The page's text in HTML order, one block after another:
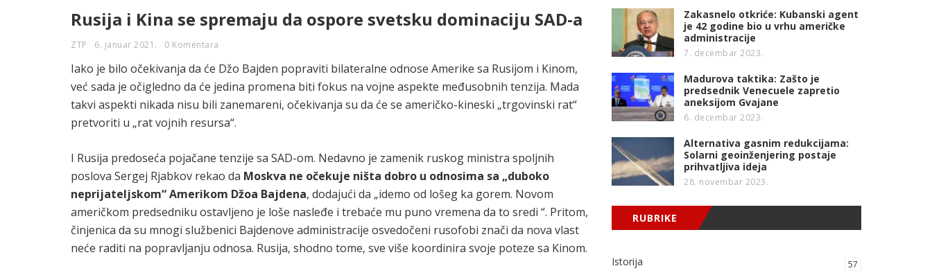
Rusija i Kina se spremaju da ospore svetsku dominaciju SAD-a
ZTP 6. januar 2021. 0 Komentara
Iako je bilo očekivanja da će Džo Bajden popraviti bilateralne odnose Amerike sa Rusijom i Kinom,
već sada je očigledno da će jedina promena biti fokus na vojne aspekte međusobnih tenzija. Mada
takvi aspekti nikada nisu bili zanemareni, očekivanja su da će se američko-kineski „trgovinski rat“
pretvoriti u „rat vojnih resursa“.
I Rusija predoseća pojačane tenzije sa SAD-om. Nedavno je zamenik ruskog ministra spoljnih
poslova Sergej Rjabkov rekao da Moskva ne očekuje ništa dobro u odnosima sa „duboko
neprijateljskom“ Amerikom Džoa Bajdena, dodajući da „idemo od lošeg ka gorem. Novom
američkom predsedniku ostavljeno je loše nasleđe i trebaće mu puno vremena da to sredi “. Pritom,
činjenica da su mnogi službenici Bajdenove administracije osvedočeni rusofobi znači da nova vlast
neće raditi na popravljanju odnosa. Rusija, shodno tome, sve više koordinira svoje poteze sa Kinom.
Zakasnelo otkriće: Kubanski agent
je 42 godine bio u vrhu američke
administracije
7. decembar 2023.
Madurova taktika: Zašto je
predsednik Venecuele zapretio
aneksijom Gvajane
6. decembar 2023.
Alternativa gasnim redukcijama:
Solarni geoinženjering postaje
prihvatljiva ideja
28. novembar 2023.
RUBRIKE
Istorija 57